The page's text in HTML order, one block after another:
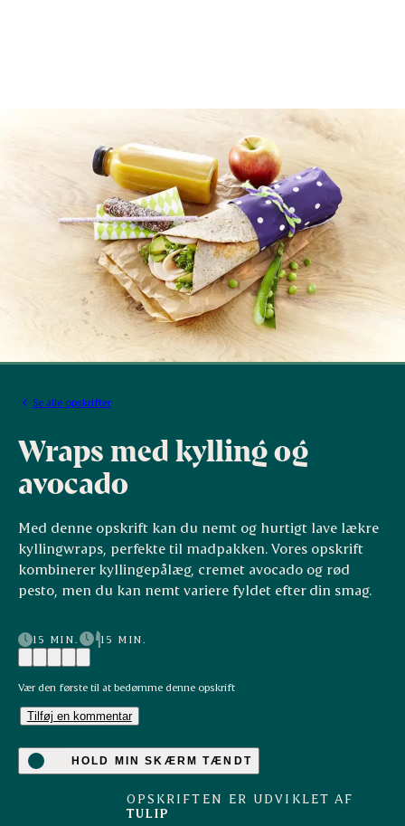
Se alle opskrifter
Wraps med kylling og
avocado
Med denne opskrift kan du nemt og hurtigt lave lækre
kyllingwraps, perfekte til madpakken. Vores opskrift
kombinerer kyllingepålæg, cremet avocado og rød
pesto, men du kan nemt variere fyldet efter din smag.
15 MIN. 15 MIN.
Vær den første til at bedømme denne opskrift
Tilføj en kommentar
HOLD MIN SKÆRM TÆNDT
OPSKRIFTEN ER UDVIKLET AF
TULIP